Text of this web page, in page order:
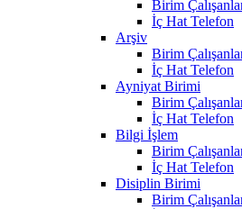
Birim
İç Hat Telefon
Arşiv
Birim
İç Hat Telefon
Ayniyat Birimi
Birim
İç Hat Telefon
Bilgi İşlem
Birim
İç Hat Telefon
Disiplin Birimi
Birim